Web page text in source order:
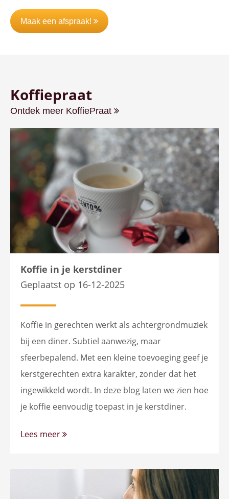
Maak een afspraak!
Koffiepraat
Ontdek meer KoffiePraat
Koffie in je kerstdiner
Geplaatst op 16-12-2025
Koffie in gerechten werkt als achtergrondmuziek
bij een diner. Subtiel aanwezig, maar
sfeerbepalend. Met een kleine toevoeging geef je
kerstgerechten extra karakter, zonder dat het
ingewikkeld wordt. In deze blog laten we zien hoe
je koffie eenvoudig toepast in je kerstdiner.
Lees meer